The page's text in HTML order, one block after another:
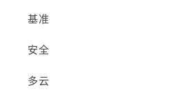
基准
安全
多云